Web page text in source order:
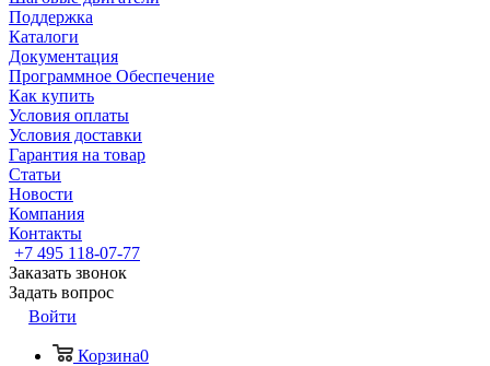
Поддержка
Каталоги
Документация
Программное Обеспечение
Как купить
Условия оплаты
Условия доставки
Гарантия на товар
Статьи
Новости
Компания
Контакты
+7 495 118-07-77
Заказать звонок
Задать вопрос
Войти
Корзина0